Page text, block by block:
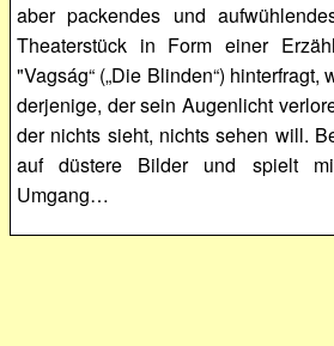
aber packendes und
Theaterstück in Form einer
"Vagság“ („Die Blinden“)
derjenige, der sein Augenlicht
der nichts sieht, nichts sehen will.
auf düstere Bilder und spielt
Umgang…